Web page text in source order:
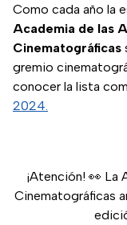
Como cada año la
Academia de las
Cinematográficas
gremio
conocer la lista
2024.
¡Atención! 👀 La
Cinematográficas